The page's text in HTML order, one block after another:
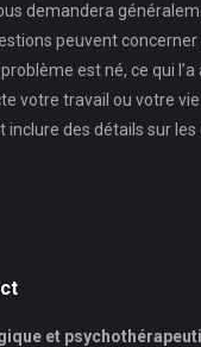
demandera
peuvent concerner
est né, ce qui
votre travail ou votre vie
des détails sur les
et